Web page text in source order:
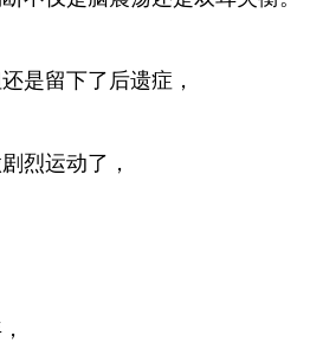
是留下了后遗症，
烈运动了，